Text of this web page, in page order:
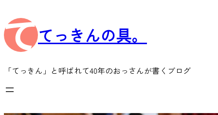
容
を
ス
ッ
てっきんの具。
「てっきん」と呼ばれて40年のおっさんが書くブログ